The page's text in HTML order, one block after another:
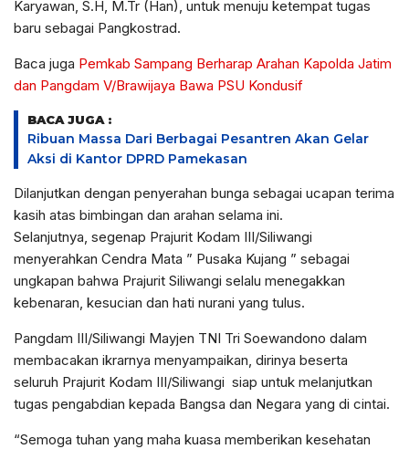
Karyawan, S.H, M.Tr (Han), untuk menuju ketempat tugas
baru sebagai Pangkostrad.
Baca juga Pemkab Sampang Berharap Arahan Kapolda Jatim
dan Pangdam V/Brawijaya Bawa PSU Kondusif
BACA JUGA :
Ribuan Massa Dari Berbagai Pesantren Akan Gelar
Aksi di Kantor DPRD Pamekasan
Dilanjutkan dengan penyerahan bunga sebagai ucapan terima
kasih atas bimbingan dan arahan selama ini.
Selanjutnya, segenap Prajurit Kodam III/Siliwangi
menyerahkan Cendra Mata ” Pusaka Kujang ” sebagai
ungkapan bahwa Prajurit Siliwangi selalu menegakkan
kebenaran, kesucian dan hati nurani yang tulus.
Pangdam III/Siliwangi Mayjen TNI Tri Soewandono dalam
membacakan ikrarnya menyampaikan, dirinya beserta
seluruh Prajurit Kodam III/Siliwangi siap untuk melanjutkan
tugas pengabdian kepada Bangsa dan Negara yang di cintai.
“Semoga tuhan yang maha kuasa memberikan kesehatan